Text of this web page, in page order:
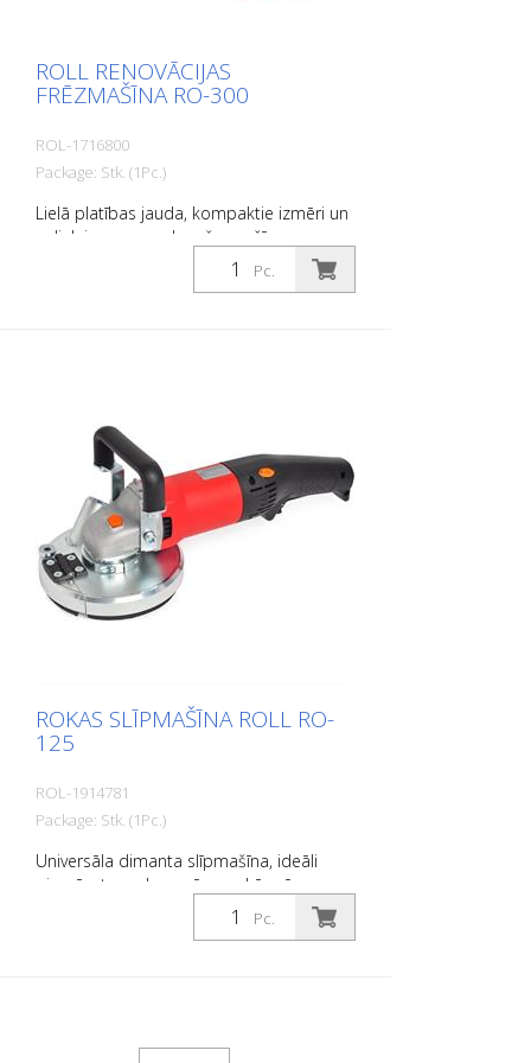
ROLL RENOVĀCIJAS
FRĒZMAŠĪNA RO-300
ROL-1716800
Package: Stk. (1Pc.)
Lielā platības jauda, kompaktie izmēri un
nelielais svars padara šo mašīnu par
ideālu palīgu visās būvlaukumos.
Inovatīvas sastāvdaļas nosaka jaunus
stundu skaitītājs tehniskie dati: Jauda:
2200 vati / 230 V Ātrums: 1650 apgr./min
svars: 63 kg Darba platums: 300 mm
Pc.
ROKAS SLĪPMAŠĪNA ROLL RO-
125
ROL-1914781
Package: Stk. (1Pc.)
Universāla dimanta slīpmašīna, ideāli
piemērota malu zonām un kāpnēm.
Visiem slīpēšanas un frēzēšanas darbiem.
Ar plašu piederumu klāstu. Ietver
Svars: 4,5 kg Darba platums: 125 mm
Pc.